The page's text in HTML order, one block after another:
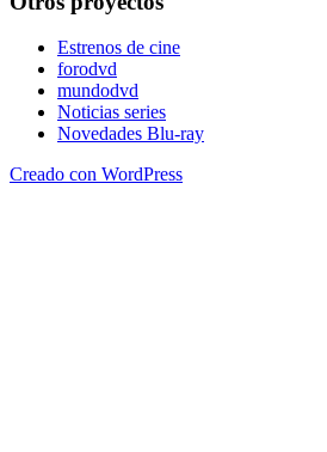
Estrenos de cine
forodvd
mundodvd
Noticias series
Novedades Blu-ray
Creado con WordPress